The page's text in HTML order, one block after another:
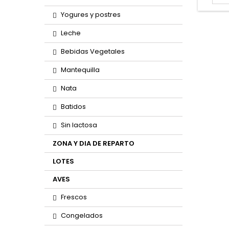
Yogures y postres
Leche
Bebidas Vegetales
Mantequilla
Nata
Batidos
Sin lactosa
ZONA Y DIA DE REPARTO
LOTES
AVES
Frescos
Congelados